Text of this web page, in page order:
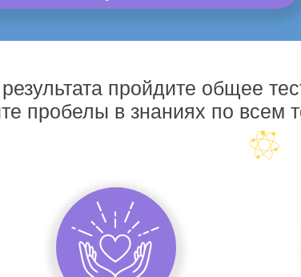
пройдите общее
пробелы в знаниях по всем